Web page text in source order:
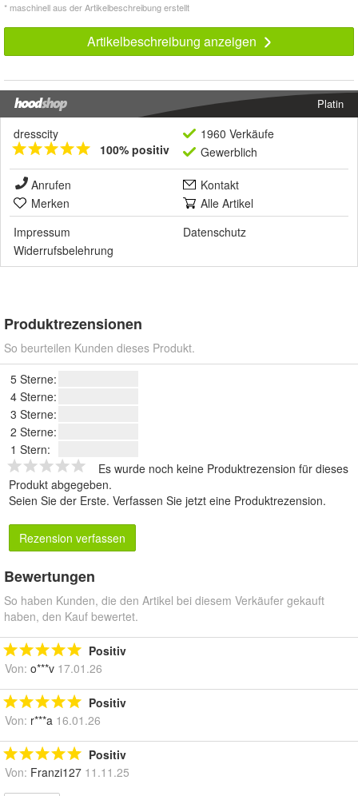
* maschinell aus der Artikelbeschreibung erstellt
Artikelbeschreibung anzeigen
Platin
dresscity
100% positiv
1960 Verkäufe
Gewerblich
Anrufen
Kontakt
Merken
Alle Artikel
Impressum
Datenschutz
Widerrufsbelehrung
Produktrezensionen
So beurteilen Kunden dieses Produkt.
5 Sterne:
4 Sterne:
3 Sterne:
2 Sterne:
1 Stern:
Es wurde noch keine Produktrezension für dieses
Produkt abgegeben.
Seien Sie der Erste. Verfassen Sie jetzt eine Produktrezension.
Rezension verfassen
Bewertungen
So haben Kunden, die den Artikel bei diesem Verkäufer gekauft
haben, den Kauf bewertet.
Positiv
Von: o***v 17.01.26
Positiv
Von: r***a 16.01.26
Positiv
Von: Franzi127 11.11.25